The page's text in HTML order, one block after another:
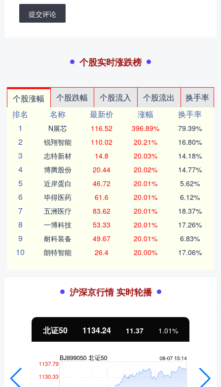
提交评论
个股实时涨跌榜
个股涨幅 个股跌幅 个股流入 个股流出
换手率
排名
名称 最新价 涨幅
换手率
1
N展芯 116.52 396.89% 79.39%
2 锐翔智能 110.02 20.21% 16.80%
3 志特新材 14.8 20.03% 14.18%
4 博腾股份 20.44 20.02% 14.77%
5 近岸蛋白 46.72 20.01% 5.62%
6 毕得医药 61.6 20.01% 6.12%
7 五洲医疗 83.62 20.01% 18.37%
8 一博科技 53.33 20.01% 17.26%
9 耐科装备 49.67 20.01% 6.83%
10 朗特智能 26.4 20.00% 17.06%
沪深京行情 实时轮播
北证50 1134.24 11.37 1.01%